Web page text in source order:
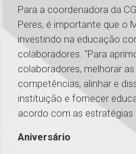
Para a coordenadora da
Peres, é importante que o
investindo na educação
colaboradores. “Para
colaboradores, melhorar
competências, alinhar e
instituição e fornecer
acordo com as estratégias
Aniversário